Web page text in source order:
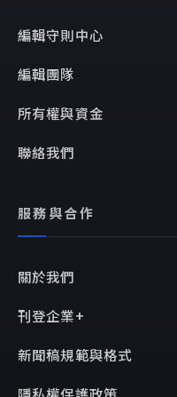
編輯守則中心
編輯團隊
所有權與資金
聯絡我們
服務與合作
關於我們
刊登企業+
新聞稿規範與格式